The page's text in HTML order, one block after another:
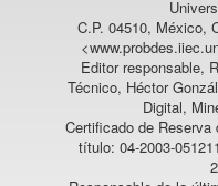
C.P. 04510, México,
Editor responsable,
Técnico, Héctor
Digital,
Certificado de
título: 04-2003-